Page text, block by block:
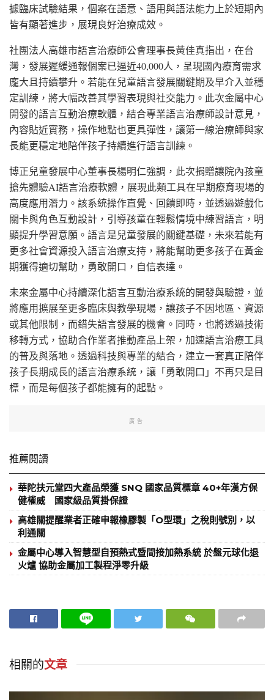
據臨床試驗結果，個案在語意、語用與語法能力上於短期內
皆有顯著進步，展現良好治療成效。
社團法人高雄市語言治療師公會理事長黃佳真指出，在台
灣，發展遲緩通報個案已逼近40,000人，呈現國內療育需求
龐大且持續攀升。若能在兒童語言發展關鍵期及早介入並穩
定訓練，將大幅改善其學習表現與社交能力。此次金屬中心
開發的語言互動治療軟體，結合專業語言治療師設計意見，
內容貼近實務，操作地點也更具彈性，讓第一線治療師與家
長能更穩定地陪伴孩子持續進行語言訓練。
博正兒童發展中心董事長楊明仁強調，此次捐贈讓院內孩童
搶先體驗AI語言治療軟體，展現此類工具在早期療育現場的
高度應用潛力。該系統操作直覺、回饋即時，並透過遊戲化
關卡與角色互動設計，引導孩童在輕鬆情境中練習語言，明
顯提升學習意願。語言是兒童發展的關鍵基礎，未來若能有
更多社會資源投入語言治療支持，將能幫助更多孩子在黃金
期獲得適切幫助，勇敢開口，自信表達。
未來金屬中心持續深化語言互動治療系統的開發與驗證，並
將應用擴展至更多臨床與教學現場，讓孩子不因地區、資源
或其他限制，而錯失語言發展的機會。同時，也將透過技術
移轉方式，協助合作業者推動產品上架，加速語言治療工具
的普及與落地。透過科技與專業的結合，建立一套真正陪伴
孩子長期成長的語言治療系統，讓「勇敢開口」不再只是目
標，而是每個孩子都能擁有的起點。
廣告
推薦閱讀
華陀扶元堂四大產品榮獲 SNQ 國家品質標章 40+年漢方保
健權威 國家級品質掛保證
高雄關提醒業者正確申報橡膠製「O型環」之稅則號別，以
利通關
金屬中心導入智慧型自預熱式暨間接加熱系統 於盤元球化退
火爐 協助金屬加工製程淨零升級
相關的文章